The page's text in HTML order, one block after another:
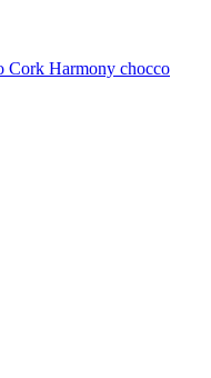
Cork Harmony chocco